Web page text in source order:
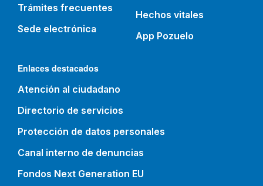
Trámites frecuentes
Sede electrónica
Hechos vitales
App Pozuelo
Enlaces destacados
Atención al ciudadano
Directorio de servicios
Protección de datos personales
Canal interno de denuncias
Fondos Next Generation EU